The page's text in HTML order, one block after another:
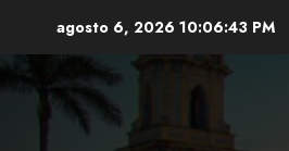
contenido
agosto 6, 2026 10:06:45 PM